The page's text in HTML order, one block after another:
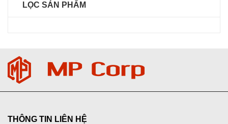
LỌC SẢN PHẨM
THÔNG TIN LIÊN HỆ